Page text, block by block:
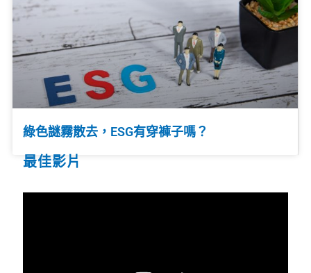
綠色謎霧散去，ESG有穿褲子嗎？
最佳影片